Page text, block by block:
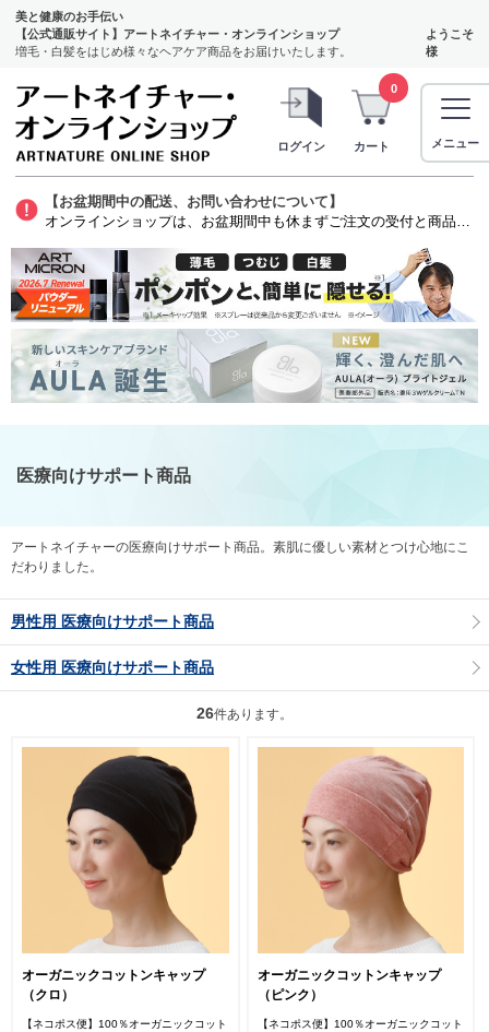
美と健康のお手伝い
【公式通販サイト】アートネイチャー・オンラインショップ
増毛・白髪をはじめ様々なヘアケア商品をお届けいたします。
ようこそ
様
ログイン
0
カート メニュー
【お盆期間中の配送、お問い合わせについて】
オンラインショップは、お盆期間中も休まずご注文の受付と商品の発送をいたします。ただし、発毛剤（第1類医薬品）に関しましては、質問票を確認する薬剤師がお休みをいただくため商品のお申し込みから発送までお時間を要します。お客様には大変ご迷惑をお掛けいたしますが、よろしくお願い申し上げます。
医療向けサポート商品
アートネイチャーの医療向けサポート商品。素肌に優しい素材とつけ心地にこ
だわりました。
男性用 医療向けサポート商品
女性用 医療向けサポート商品
26件あります。
オーガニックコットンキャップ
（クロ）
【ネコポス便】100％オーガニックコット
オーガニックコットンキャップ
（ピンク）
【ネコポス便】100％オーガニックコット